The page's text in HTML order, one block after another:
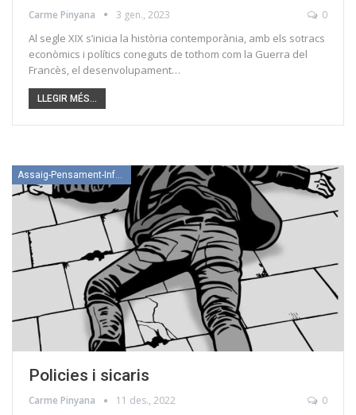
Carme Pinyana 3 gen., 2023 0
Al segle XIX s’inicia la història contemporània, amb els sotracs
econòmics i polítics coneguts de tothom com la Guerra del
Francès, el desenvolupament…
LLEGIR MÉS...
Policies i sicaris
Carme Pinyana 11 des., 2022 0